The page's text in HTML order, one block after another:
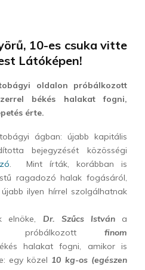
10-es csuka vitte
Látóképen!
oldalon próbálkozott
békés halakat fogni,
érte.
ágban: újabb kapitális
bejegyzését közösségi
. Mint írták, korábban is
ragadozó halak fogásáról,
ilyen hírrel szolgálhatnak
elnöke, Dr. Szűcs Istvána
próbálkozott finom
halakat fogni, amikor is
egy közel 10 kg-os (egészen